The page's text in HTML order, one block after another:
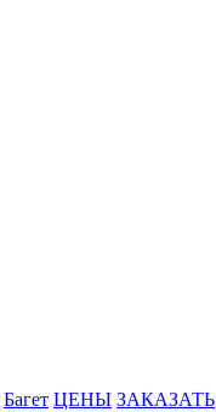
Багет ЦЕНЫ ЗАКАЗАТЬ